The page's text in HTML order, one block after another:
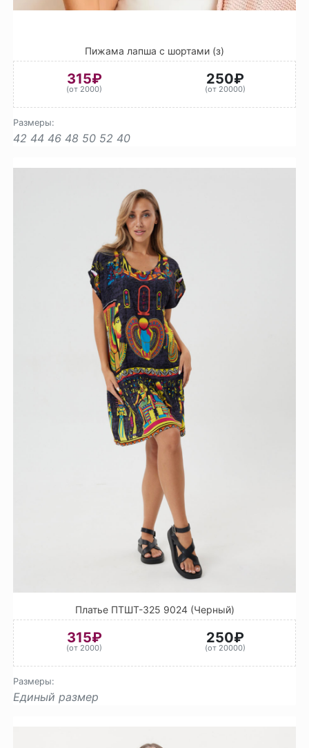
Пижама лапша с шортами (з)
315₽
(от 2000)
250₽
(от 20000)
Размеры:
42 44 46 48 50 52 40
Платье ПТШТ-325 9024 (Черный)
315₽
(от 2000)
250₽
(от 20000)
Размеры:
Единый размер